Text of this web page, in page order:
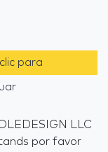
para
LLC
por favor